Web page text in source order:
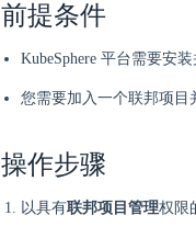
前提条件
KubeSphere 平台需要安
您需要加入一个联邦项目
操作步骤
以具有联邦项目管理权限